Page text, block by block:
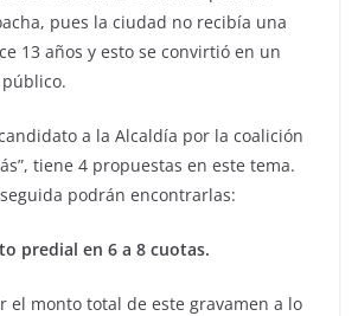
pues la ciudad no recibía una
13 años y esto se convirtió en un
a la Alcaldía por la coalición
tiene 4 propuestas en este tema.
seguida podrán encontrarlas:
predial en 6 a 8 cuotas.
el monto total de este gravamen a lo